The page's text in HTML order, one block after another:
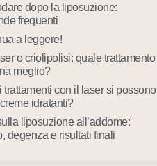
dopo la liposuzione:
frequenti
a leggere!
o criolipolisi: quale trattamento
meglio?
trattamenti con il laser si possono
idratanti?
liposuzione all’addome:
degenza e risultati finali